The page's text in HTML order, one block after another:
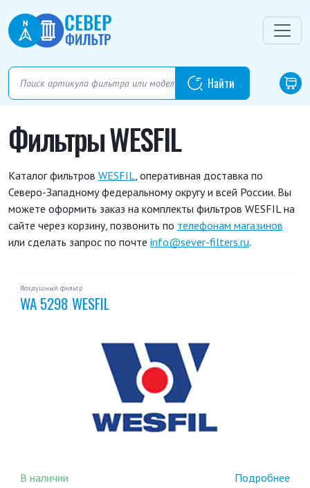
Фильтры WESFIL
Каталог фильтров WESFIL, оперативная доставка по
Северо-Западному федеральному округу и всей России. Вы
можете оформить заказ на комплекты фильтров WESFIL на
сайте через корзину, позвонить по телефонам магазинов
или сделать запрос по почте info@sever-filters.ru.
Воздушный фильтр
WA 5298 WESFIL
В наличии Подробнее